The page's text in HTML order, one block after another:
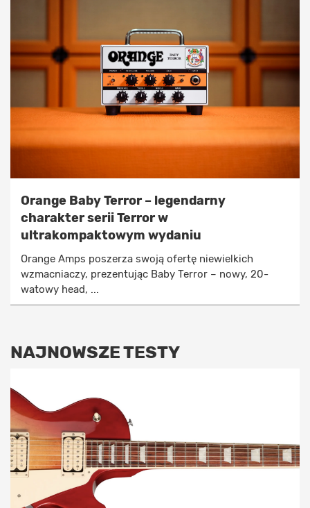
Orange Baby Terror – legendarny
charakter serii Terror w
ultrakompaktowym wydaniu
Orange Amps poszerza swoją ofertę niewielkich
wzmacniaczy, prezentując Baby Terror – nowy, 20-
watowy head, ...
NAJNOWSZE TESTY